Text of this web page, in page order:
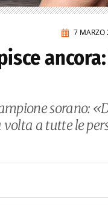
7 MARZO
sorano:
a tutte le